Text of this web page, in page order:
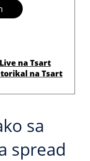
na Tsart
na Tsart
sa
spread